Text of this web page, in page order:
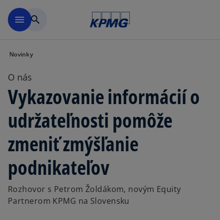
menu search
Novinky
O nás
Vykazovanie informácií o
udržateľnosti pomôže
zmeniť zmýšľanie
podnikateľov
Rozhovor s Petrom Žoldákom, novým Equity
Partnerom KPMG na Slovensku